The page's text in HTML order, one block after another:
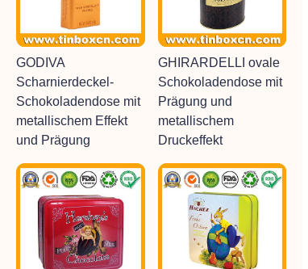
GODIVA
Scharnierdeckel-
Schokoladendose mit
metallischem Effekt
und Prägung
GHIRARDELLI ovale
Schokoladendose mit
Prägung und
metallischem
Druckeffekt